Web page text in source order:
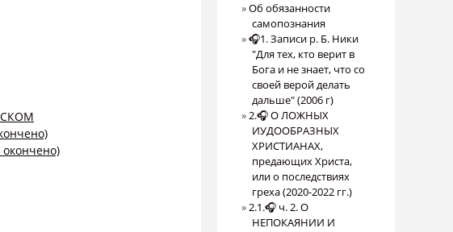
Об обязанности
самопознания
🎧1. Записи р. Б. Ники
"Для тех, кто верит в
Бога и не знает, что со
своей верой делать
дальше" (2006 г)
2.🎧 О ЛОЖНЫХ
ИУДООБРАЗНЫХ
ХРИСТИАНАХ,
предающих Христа,
или о последствиях
греха (2020-2022 гг.)
2.1.🎧 ч. 2. О
НЕПОКАЯНИИ И